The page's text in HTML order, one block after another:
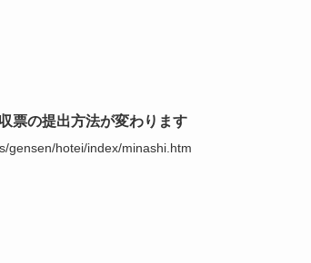
票の提出方法が変わります
gensen/hotei/index/minashi.htm